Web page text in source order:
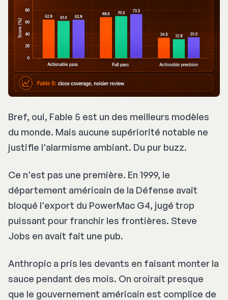
Bref, oui, Fable 5 est un des meilleurs modèles
du monde. Mais aucune supériorité notable ne
justifie l'alarmisme ambiant. Du pur buzz.
Ce n'est pas une première. En 1999, le
département américain de la Défense avait
bloqué l'export du PowerMac G4, jugé trop
puissant pour franchir les frontières. Steve
Jobs en avait fait une pub.
Anthropic a pris les devants en faisant monter la
sauce pendant des mois. On croirait presque
que le gouvernement américain est complice de